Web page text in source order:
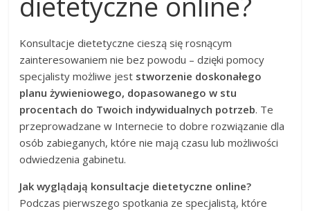
Konsultacje dietetyczne cieszą się rosnącym
zainteresowaniem nie bez powodu – dzięki pomocy
specjalisty możliwe jest stworzenie doskonałego
planu żywieniowego, dopasowanego w stu
procentach do Twoich indywidualnych potrzeb. Te
przeprowadzane w Internecie to dobre rozwiązanie dla
osób zabieganych, które nie mają czasu lub możliwości
odwiedzenia gabinetu.
Jak wyglądają konsultacje dietetyczne online?
Podczas pierwszego spotkania ze specjalistą, które